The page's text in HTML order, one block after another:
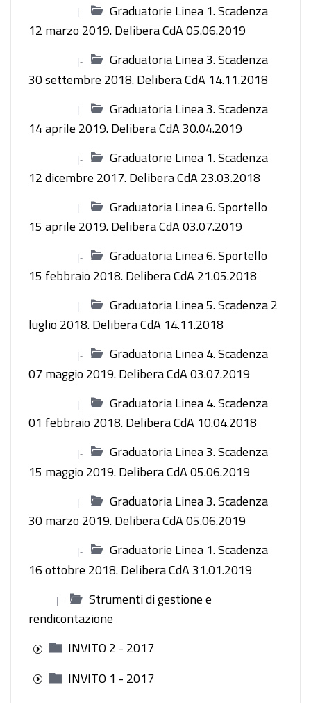
|-
Graduatorie Linea 1. Scadenza
12 marzo 2019. Delibera CdA 05.06.2019
|-
Graduatoria Linea 3. Scadenza
30 settembre 2018. Delibera CdA 14.11.2018
|-
Graduatoria Linea 3. Scadenza
14 aprile 2019. Delibera CdA 30.04.2019
|-
Graduatorie Linea 1. Scadenza
12 dicembre 2017. Delibera CdA 23.03.2018
|-
Graduatoria Linea 6. Sportello
15 aprile 2019. Delibera CdA 03.07.2019
|-
Graduatoria Linea 6. Sportello
15 febbraio 2018. Delibera CdA 21.05.2018
|-
Graduatoria Linea 5. Scadenza 2
luglio 2018. Delibera CdA 14.11.2018
|-
Graduatoria Linea 4. Scadenza
07 maggio 2019. Delibera CdA 03.07.2019
|-
Graduatoria Linea 4. Scadenza
01 febbraio 2018. Delibera CdA 10.04.2018
|-
Graduatoria Linea 3. Scadenza
15 maggio 2019. Delibera CdA 05.06.2019
|-
Graduatoria Linea 3. Scadenza
30 marzo 2019. Delibera CdA 05.06.2019
|-
Graduatorie Linea 1. Scadenza
16 ottobre 2018. Delibera CdA 31.01.2019
|-
Strumenti di gestione e
rendicontazione
INVITO 2 - 2017
INVITO 1 - 2017